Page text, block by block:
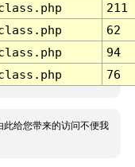
211
62
94
76
此给您带来的访问不便我